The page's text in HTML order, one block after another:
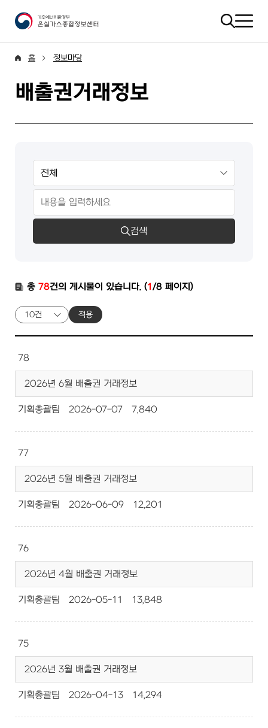
홈 정보마당
배출권거래정보
검색
총 78건의 게시물이 있습니다. (1/8 페이지)
적용
78
2026년 6월 배출권 거래정보
기획총괄팀 2026-07-07 7,840
77
2026년 5월 배출권 거래정보
기획총괄팀 2026-06-09 12,201
76
2026년 4월 배출권 거래정보
기획총괄팀 2026-05-11 13,848
75
2026년 3월 배출권 거래정보
기획총괄팀 2026-04-13 14,294